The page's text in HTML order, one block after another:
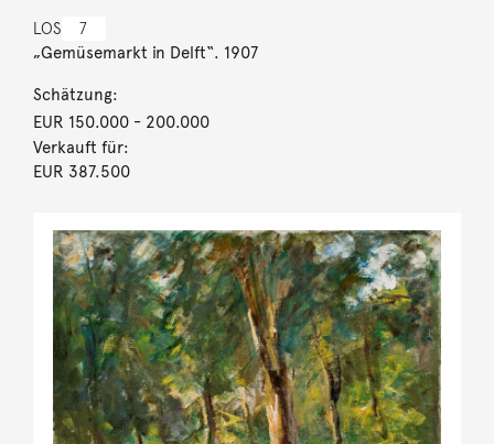
LOS 7
„Gemüsemarkt in Delft“. 1907
Schätzung:
EUR 150.000- 200.000
Verkauft für:
EUR 387.500